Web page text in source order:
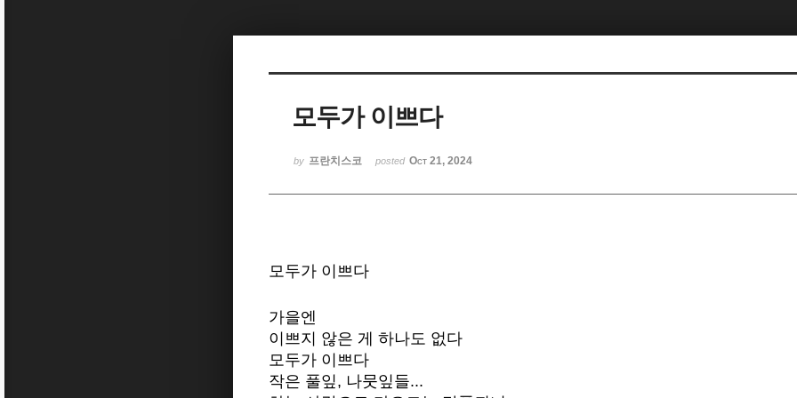
모두가 이쁘다
by 프란치스코 posted Oct 21, 2024
모두가 이쁘다
가을엔
이쁘지 않은 게 하나도 없다
모두가 이쁘다
작은 풀잎, 나뭇잎들...
Sketchbook5, 스케치북5
Sketchbook5, 스케치북5